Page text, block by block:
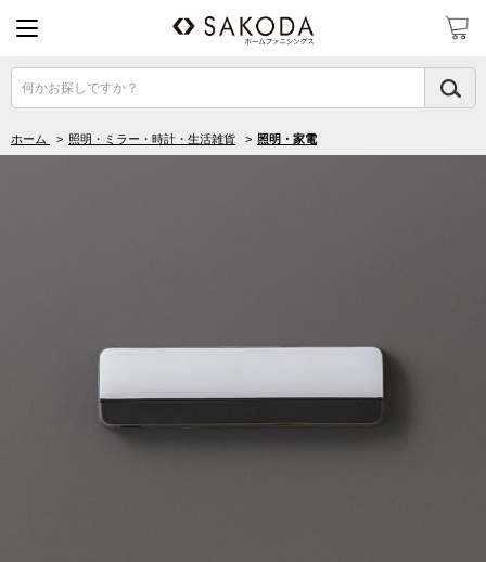
何かお探しですか？
ホーム > 照明・ミラー・時計・生活雑貨 > 照明・家電